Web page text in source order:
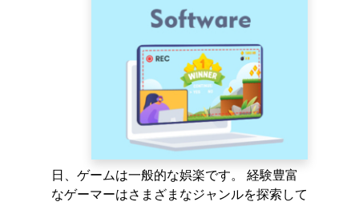
日、ゲームは一般的な娯楽です。 経験豊富
なゲーマーはさまざまなジャンルを探索して